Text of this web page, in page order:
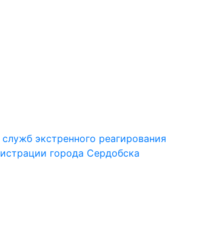
экстренного реагирования
города Сердобска